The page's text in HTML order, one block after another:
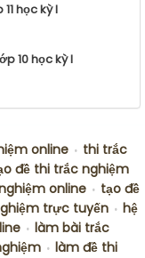
học kỳ I
10 học kỳ I
online • thi trắc
đề thi trắc nghiệm
online • tạo đề
trực tuyến • hệ
• làm bài trắc
• làm đề thi